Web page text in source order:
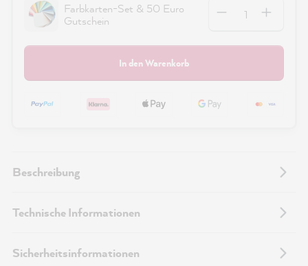
Farbkarten-Set & 50 Euro
Gutschein
In den Warenkorb
Beschreibung
Technische Informationen
Sicherheitsinformationen